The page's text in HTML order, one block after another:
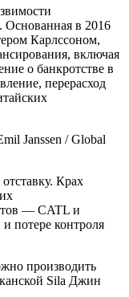
Основанная в 2016
Карлссоном,
включая
о банкротстве в
перерасход
Janssen / Global
Крах
— CATL и
потере контроля
производить
Sila Джин